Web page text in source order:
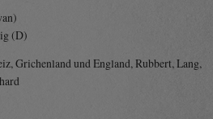
(D)
Grichenland und England, Rubbert, Lang,